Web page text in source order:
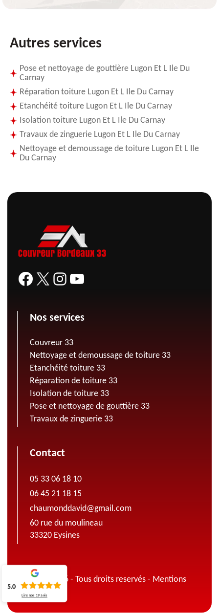
Autres services
Pose et nettoyage de gouttière Lugon Et L Ile Du
Carnay
Réparation toiture Lugon Et L Ile Du Carnay
Etanchéité toiture Lugon Et L Ile Du Carnay
Isolation toiture Lugon Et L Ile Du Carnay
Travaux de zinguerie Lugon Et L Ile Du Carnay
Nettoyage et demoussage de toiture Lugon Et L Ile
Du Carnay
Nos services
Couvreur 33
Nettoyage et demoussage de toiture 33
Etanchéité toiture 33
Réparation de toiture 33
Isolation de toiture 33
Pose et nettoyage de gouttière 33
Travaux de zinguerie 33
Contact
05 33 06 18 10
06 45 21 18 15
chaumonddavid@gmail.com
60 rue du moulineau
33320 Eysines
© 2022 - 2026 - Tous droits reservés - Mentions
légales
5.0
Lire nos 19 avis